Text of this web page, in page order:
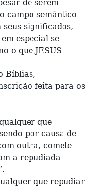
de serem
campo semântico
seus significados,
especial se
o que JESUS
Bíblias,
feita para os
que
por causa de
outra, comete
a repudiada
que repudiar